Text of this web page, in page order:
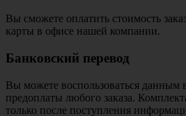
Вы сможете оплатить стоимость
карты в офисе нашей компании.
Банковский перевод
Вы можете воспользоваться данным
предоплаты любого заказа.
только после поступления